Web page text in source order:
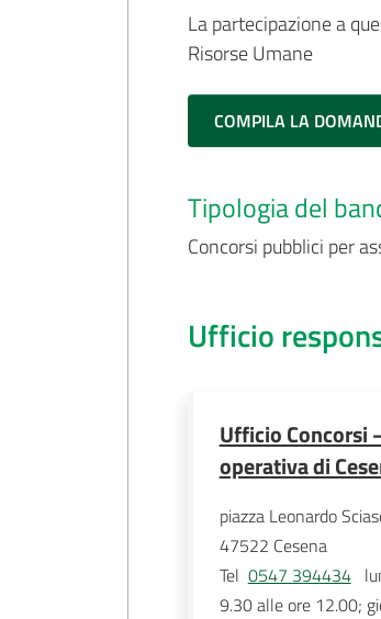
La partecipazione a
Risorse Umane
COMPILA LA
Tipologia del
Concorsi pubblici per
Ufficio
Ufficio Concorsi
operativa di
piazza Leonardo
47522 Cesena
Tel 0547 394434
9.30 alle ore 12.00;